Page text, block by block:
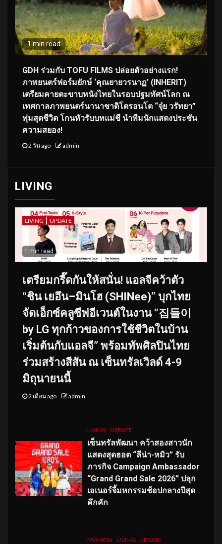
1 min read
GDH ร่วมกับ TOFU FILMS ปล่อยตัวอย่างแรก!
ภาพยนตร์ฟอร์มยักษ์ ‘คุณยายวรนาฏ’ (INHERIT)
เตรียมคายตะขาบหนังไทยในรอบปฐมทัศน์โลก ณ
เทศกาลภาพยนตร์นานาชาติโตรอนโต “จุ๋ย วรัทยา”
ทุ่มสุดชีวิต โกนหัวรับบทแม่ชี นำทีมนักแสดงประชัน
ความสยอง!
2 วัน ago admin
LIVING
LIVING UPDATE
1 min read
เตรียมกรี๊ดกันให้สนั่น! แอลจีคว้าตัว
“ชิน เยอึน–มินโฮ (SHINee)” บุกไทย
จัดเอ็กซ์คลูซีฟอีเวนต์ในงาน “집들이
by LG ทุกก้าวของการใช้ชีวิตในบ้าน
เริ่มต้นกับแอลจี” พร้อมทัพศิลปินไทย
ร่วมสร้างสีสัน ณ เซ็นทรัลเวิลด์ 4-9
มิถุนายนนี้
2 เดือน ago admin
LIVING UPDATE
เซ็นทรัลพัฒนา คว้าสองสาวนัก
แสดงสุดฮอต “ลีน่า-หมิว” รับ
ภารกิจ Campaign Ambassador
“Grand Grand Sale 2026” ปลุก
เอเนอร์จี้มหกรรมช้อปกลางปีสุด
คึกคัก
FASHION LIVING UPDATE